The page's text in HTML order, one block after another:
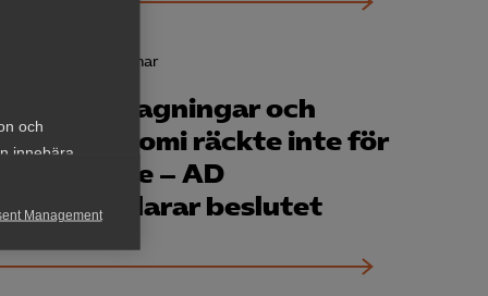
och
innebära
Management
AD-domar
Otillåtna slagningar och
räckte inte för
avskedande – AD
beslutet